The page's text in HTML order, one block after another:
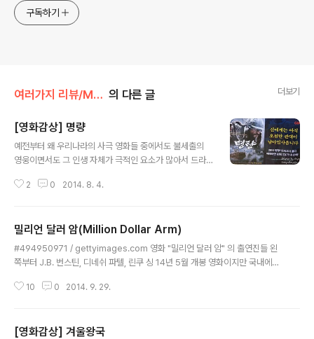
구독하기
여러가지 리뷰/Movie 의 다른 글 더보기
[영화감상] 명량
예전부터 왜 우리나라의 사극 영화들 중에서도 불세출의
영웅이면서도 그 인생 자체가 극적인 요소가 많아서 드라
"임진왜란" 에 대한 미디어는 손에 꼽을 정도로 적은 것일
그에 비해 전쟁 이야기라는 좋은 소재거리를 가지고도 우
리는 우리의 이야기를 풀어내는데 상대적으로 무심하지 않
았나 싶다. 아마 우리에게 잘알려져 있었고 학창시절에 귀
지. 또한 전쟁을 소재로 한 작품은 제작비가 너무 높다는 점
2 0 2014. 8. 4.
밀리언 달러 암(Million Dollar Arm)
#494950971 / gettyimages.com 영화 "밀리언 달러 암" 의 출연진들 왼
쪽부터 J.B. 번스틴, 디네쉬 파텔, 린쿠 싱 14년 5월 개봉 영화이지만 국내에서
보았다. 주인공들의 인생 역전 스토리를 훈훈한 가족사랑과 버무려서 보여주는
인도의 크리켓 경기를 번갈아 보다가 영감을 얻어 야구와 유사한 크리켓 선수중
10 0 2014. 9. 29.
[영화감상] 겨울왕국